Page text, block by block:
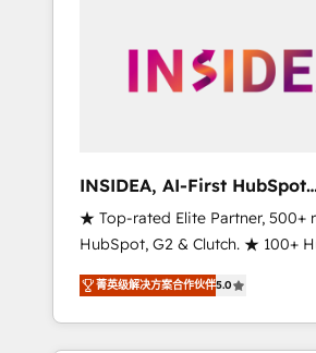
globally regionalized HubSpot
integrated marketing campaigns,
adoption with change-
programs, and align marketing,
service to drive sustainable growth
key HubSpot accreditations and
across hundreds of
of industries, there’s a good
INSIDEA, AI-First HubSpot
Onboarding & RevOps
★ Top-rated Elite Partner, 500+
HubSpot, G2 & Clutch. ★ 100+
Certified Experts & Trainers
★ 1,500+ implementations
continents ★ AI-First, RevOps-
Onboarding obsessed ★
菁英级解决方案合作伙伴5.0